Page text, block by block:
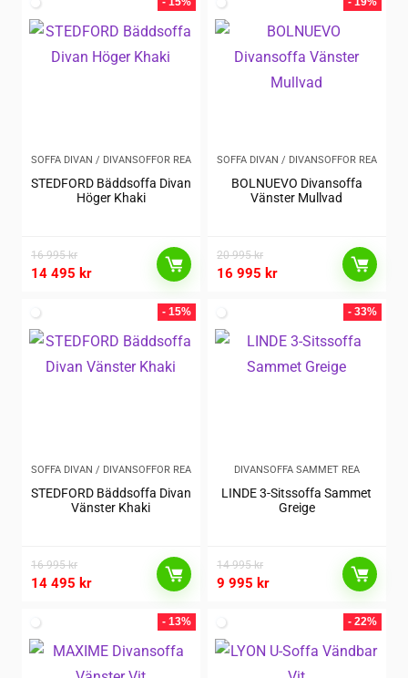
SOFFA DIVAN / DIVANSOFFOR REA
STEDFORD Bäddsoffa Divan
Höger Khaki
16 995kr
14 495 kr
SOFFA DIVAN / DIVANSOFFOR REA
BOLNUEVO Divansoffa
Vänster Mullvad
20 995kr
16 995 kr
- 15%
SOFFA DIVAN / DIVANSOFFOR REA
STEDFORD Bäddsoffa Divan
Vänster Khaki
16 995kr
14 495 kr
- 33%
DIVANSOFFA SAMMET REA
LINDE 3-Sitssoffa Sammet
Greige
14 995kr
9 995 kr
- 13% - 22%